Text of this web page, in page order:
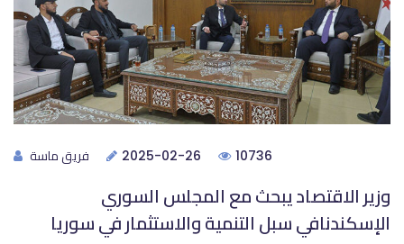
فريق ماسة 2025-02-26 10736
وزير الاقتصاد يبحث مع المجلس السوري
الإسكندنافي سبل التنمية ‏والاستثمار في سوريا